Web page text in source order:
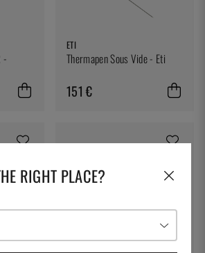
-
ETI
Thermapen Sous Vide - Eti
151 €
RIGHT PLACE?